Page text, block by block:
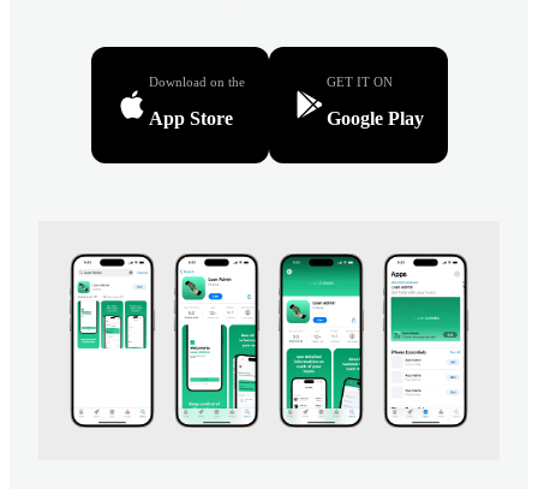
Download on the
App Store
GET IT ON
Google Play